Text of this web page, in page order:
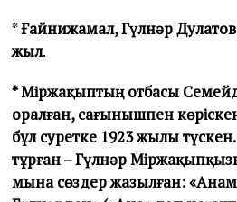
*Ғайнижамал, Гүлнәр
жыл.
* Міржақыптың отбасы
оралған, сағынышпен
бұл суретке 1923 жылы
тұрған – Гүлнәр
мына сөздер жазылған: